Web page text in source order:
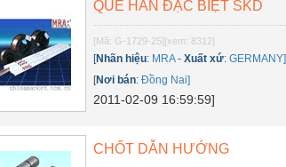
QUE HÀN ĐẶC BIỆT SKD
[Mã: G-1729-25][xem: 8312]
[Nhãn hiệu: MRA-Xuất xứ:GERMANY]
[Nơi bán:Đồng Nai]
2011-02-09 16:59:59]
CHỐT DẪN HƯỚNG